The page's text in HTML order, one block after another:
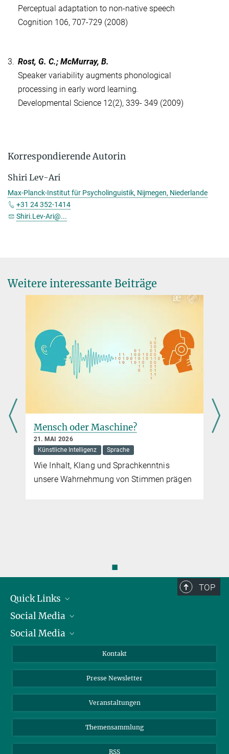
Perceptual adaptation to non-native speech
Cognition 106, 707-729 (2008)
3. Rost, G. C.; McMurray, B.
Speaker variability augments phonological
processing in early word learning.
Developmental Science 12(2), 339- 349 (2009)
Korrespondierende Autorin
Shiri Lev-Ari
Max-Planck-Institut für Psycholinguistik, Nijmegen, Niederlande
+31 24 352-1414
Shiri.Lev-Ari@...
Weitere interessante Beiträge
Sprachen besitzen konstante Muster
17. NOVEMBER 2025
Sprache
Untersuchung findet Belege für ein Drittel
aller postulierten grammatikalischen
◼
TOP
Quick Links
Präsident
Zahlen und Fakten
Meldestelle Fehlverhalten
Social Media
Bluesky
Social Media
YouTube
Kontakt
Presse Newsletter
Veranstaltungen
Themensammlung
RSS